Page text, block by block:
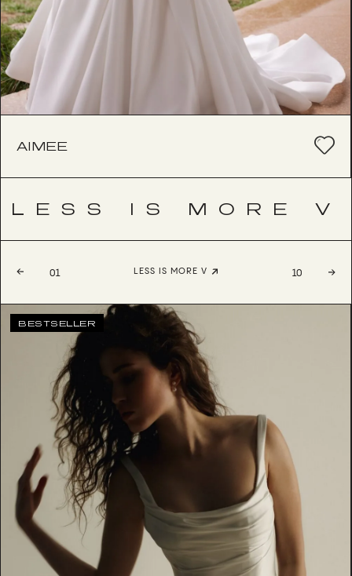
AIMEE
LESS IS MORE V
01 LESS IS MORE V 10
BESTSELLER